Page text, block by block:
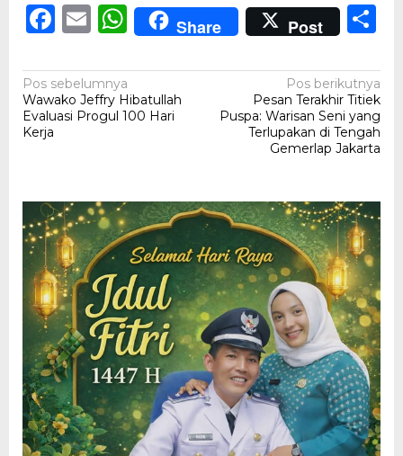
Facebook
EmailWhatsApp
Share Post
Navigasi
pos
Pos sebelumnya
Wawako Jeffry Hibatullah
Evaluasi Progul 100 Hari
Kerja
Pos berikutnya
Pesan Terakhir Titiek
Puspa: Warisan Seni yang
Terlupakan di Tengah
Gemerlap Jakarta